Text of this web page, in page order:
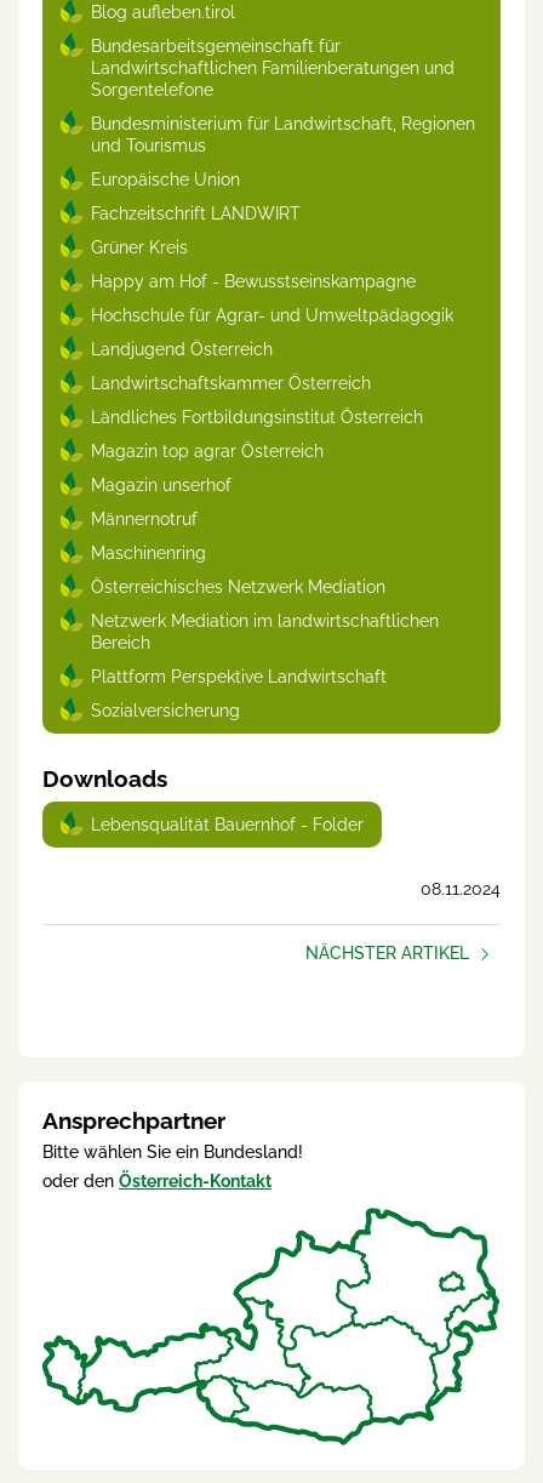
Blog aufleben.tirol
Bundesarbeitsgemeinschaft für
Landwirtschaftlichen Familienberatungen und
Sorgentelefone
Bundesministerium für Landwirtschaft, Regionen
und Tourismus
Europäische Union
Fachzeitschrift LANDWIRT
Grüner Kreis
Happy am Hof - Bewusstseinskampagne
Hochschule für Agrar- und Umweltpädagogik
Landjugend Österreich
Landwirtschaftskammer Österreich
Ländliches Fortbildungsinstitut Österreich
Magazin top agrar Österreich
Magazin unserhof
Männernotruf
Maschinenring
Österreichisches Netzwerk Mediation
Netzwerk Mediation im landwirtschaftlichen
Bereich
Plattform Perspektive Landwirtschaft
Sozialversicherung
Downloads
Lebensqualität Bauernhof - Folder
08.11.2024
NÄCHSTER ARTIKEL
Ansprechpartner
Bitte wählen Sie ein Bundesland!
oder den Österreich-Kontakt